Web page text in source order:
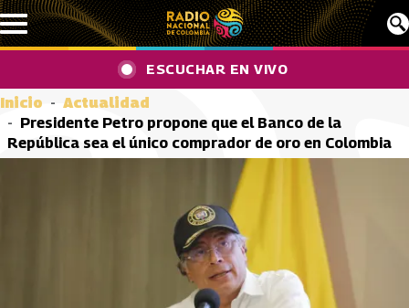
Pasar al contenido principal
ESCUCHAR EN VIVO
Inicio
Actualidad
Presidente Petro propone que el Banco de la
República sea el único comprador de oro en Colombia